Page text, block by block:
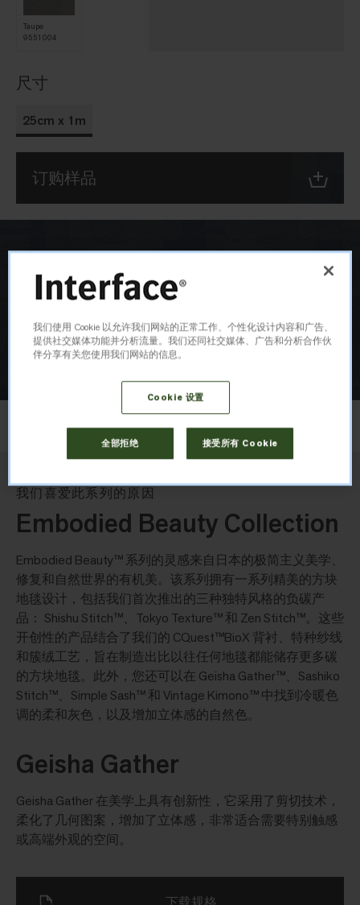
上下错拼
Taupe
9551004
尺寸
25cm x 1m
订购样品
我们喜爱此系列的原因
Embodied Beauty Collection
Embodied Beauty™ 系列的灵感来自日本的极简主义美学、
修复和自然世界的有机美。该系列拥有一系列精美的方块
地毯设计，包括我们首次推出的三种独特风格的负碳产
品： Shishu Stitch™、Tokyo Texture™ 和 Zen Stitch™。这些
开创性的产品结合了我们的 CQuest™BioX 背衬、特种纱线
和簇绒工艺，旨在制造出比以往任何地毯都能储存更多碳
的方块地毯。此外，您还可以在 Geisha Gather™、Sashiko
Stitch™、Simple Sash™ 和 Vintage Kimono™ 中找到冷暖色
调的柔和灰色，以及增加立体感的自然色。
Geisha Gather
Geisha Gather 在美学上具有创新性，它采用了剪切技术，
柔化了几何图案，增加了立体感，非常适合需要特别触感
或高端外观的空间。
我们使用 Cookie 以允许我们网站的正常工作、个性化设计内容和广告、
提供社交媒体功能并分析流量。我们还同社交媒体、广告和分析合作伙
伴分享有关您使用我们网站的信息。
Cookie 设置
全部拒绝 接受所有 Cookie